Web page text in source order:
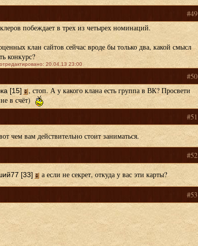
#49
побеждает в трех из четырех номинаций.
клан сайтов сейчас вроде бы только два, какой смысл
конкурс?
20.04.13 23:00
#50
[15]
, стоп. А у какого клана есть группа в ВК? Просвети
в счёт)
#51
чем вам действительно стоит заниматься.
#52
[33] а если не секрет, откуда у вас эти карты?
#53